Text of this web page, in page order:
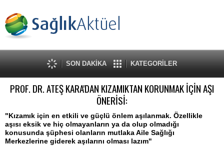
SON DAKİKA KATEGORİLER
PROF. DR. ATEŞ KARA'DAN KIZAMIKTAN KORUNMAK İÇİN AŞI
ÖNERİSİ:
"Kızamık için en etkili ve güçlü önlem aşılanmak. Özellikle
aşısı eksik ve hiç olmayanların ya da olup olmadığı
konusunda şüphesi olanların mutlaka Aile Sağlığı
Merkezlerine giderek aşılarını olması lazım"